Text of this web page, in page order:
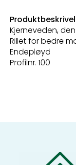
Kjerneveden,
Rillet for bedre
Endepløyd
Profilnr. 100